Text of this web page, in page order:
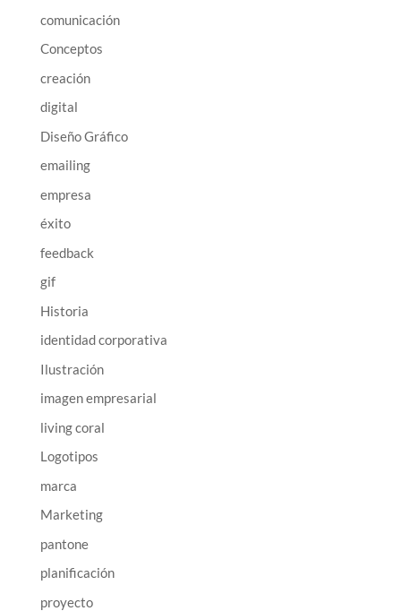
comunicación
Conceptos
creación
digital
Diseño Gráfico
emailing
empresa
éxito
feedback
gif
Historia
identidad corporativa
Ilustración
imagen empresarial
living coral
Logotipos
marca
Marketing
pantone
planificación
proyecto